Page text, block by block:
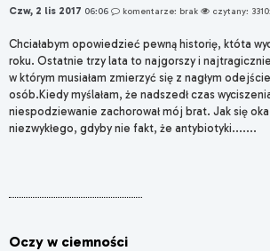
Czw, 2 lis 2017 06:06 komentarze: brak czytany:
Chciałabym opowiedzieć pewną historię, któta
roku. Ostatnie trzy lata to najgorszy i
w którym musiałam zmierzyć się z nagłym
osób.Kiedy myślałam, że nadszedł czas
niespodziewanie zachorował mój brat. Jak się
niezwykłego, gdyby nie fakt, że antybiotyki.......
Oczy w ciemności